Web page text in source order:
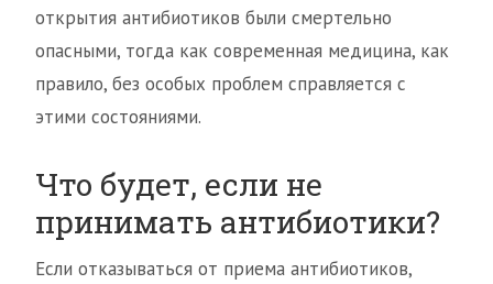
открытия антибиотиков были смертельно
опасными, тогда как современная медицина, как
правило, без особых проблем справляется с
этими состояниями.
Что будет, если не
принимать антибиотики?
Если отказываться от приема антибиотиков,